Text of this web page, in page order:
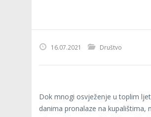
16.07.2021 Društvo
Dok mnogi osvježenje u toplim
danima pronalaze na kupalištima,